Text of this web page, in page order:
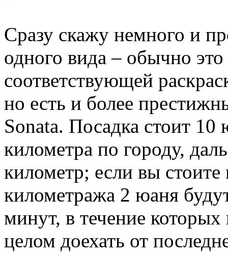
Сразу скажу немного и
одного вида – обычно
соответствующей
но есть и более
Sonata. Посадка стоит
километра по городу,
километр; если вы стоите
километража 2 юаня
минут, в течение
целом доехать от